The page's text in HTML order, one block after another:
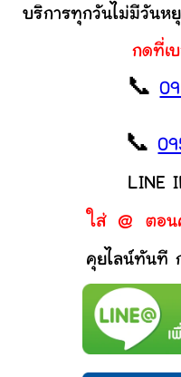
บริการทุกวันไม่มีวันห
กดที่เ
📞
📞
LINE
ใส่ @ ตอน
คุยไลน์ทันที